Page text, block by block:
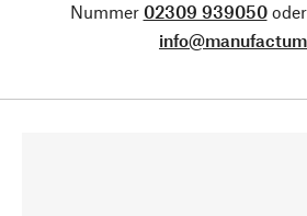
Nummer 02309 939050oder